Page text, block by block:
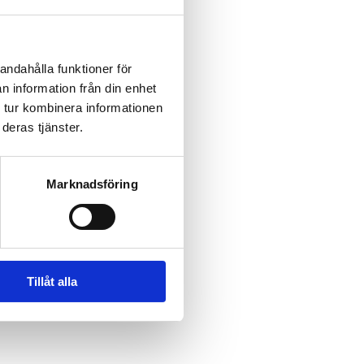
funktioner för
information från din enhet
kombinera informationen
tjänster.
Marknadsföring
Tillåt alla
Bo Kristoffersson